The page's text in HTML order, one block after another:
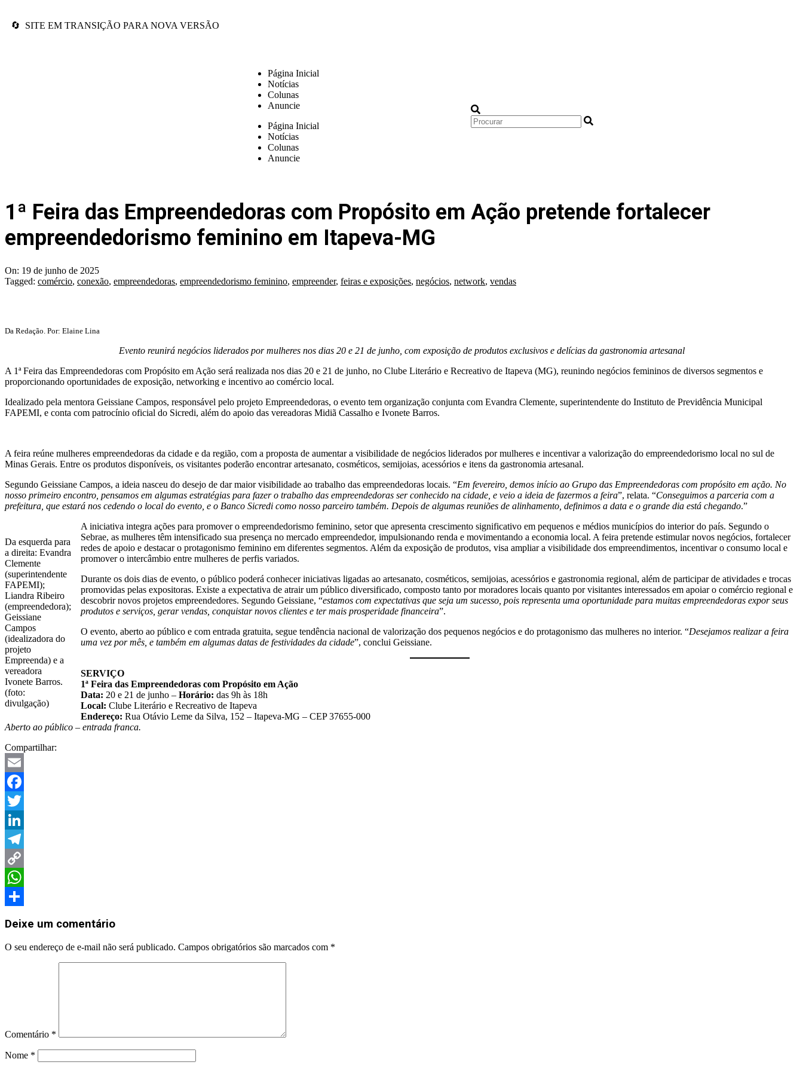
🔄 SITE EM TRANSIÇÃO PARA NOVA VERSÃO
Página Inicial
Notícias
Colunas
Anuncie
Página Inicial
Notícias
Colunas
Anuncie
1ª Feira das Empreendedoras com Propósito em Ação pretende fortalecer
empreendedorismo feminino em Itapeva-MG
On: 19 de junho de 2025
Tagged: comércio, conexão, empreendedoras, empreendedorismo feminino, empreender, feiras e exposições, negócios, network, vendas
Da Redação. Por: Elaine Lina
Evento reunirá negócios liderados por mulheres nos dias 20 e 21 de junho, com exposição de produtos exclusivos e delícias da gastronomia artesanal
A 1ª Feira das Empreendedoras com Propósito em Ação será realizada nos dias 20 e 21 de junho, no Clube Literário e Recreativo de Itapeva (MG), reunindo negócios femininos de diversos segmentos e
proporcionando oportunidades de exposição, networking e incentivo ao comércio local.
Idealizado pela mentora Geissiane Campos, responsável pelo projeto Empreendedoras, o evento tem organização conjunta com Evandra Clemente, superintendente do Instituto de Previdência Municipal
FAPEMI, e conta com patrocínio oficial do Sicredi, além do apoio das vereadoras Midiã Cassalho e Ivonete Barros.
A feira reúne mulheres empreendedoras da cidade e da região, com a proposta de aumentar a visibilidade de negócios liderados por mulheres e incentivar a valorização do empreendedorismo local no sul de
Minas Gerais. Entre os produtos disponíveis, os visitantes poderão encontrar artesanato, cosméticos, semijoias, acessórios e itens da gastronomia artesanal.
Segundo Geissiane Campos, a ideia nasceu do desejo de dar maior visibilidade ao trabalho das empreendedoras locais. “Em fevereiro, demos início ao Grupo das Empreendedoras com propósito em ação. No
nosso primeiro encontro, pensamos em algumas estratégias para fazer o trabalho das empreendedoras ser conhecido na cidade, e veio a ideia de fazermos a feira”, relata. “Conseguimos a parceria com a
prefeitura, que estará nos cedendo o local do evento, e o Banco Sicredi como nosso parceiro também. Depois de algumas reuniões de alinhamento, definimos a data e o grande dia está chegando.”
Da esquerda para
a direita: Evandra
Clemente
(superintendente
FAPEMI);
Liandra Ribeiro
(empreendedora);
Geissiane
Campos
(idealizadora do
projeto
Empreenda) e a
vereadora
Ivonete Barros.
(foto:
divulgação)
A iniciativa integra ações para promover o empreendedorismo feminino, setor que apresenta crescimento significativo em pequenos e médios municípios do interior do país. Segundo o
Sebrae, as mulheres têm intensificado sua presença no mercado empreendedor, impulsionando renda e movimentando a economia local. A feira pretende estimular novos negócios, fortalecer
redes de apoio e destacar o protagonismo feminino em diferentes segmentos. Além da exposição de produtos, visa ampliar a visibilidade dos empreendimentos, incentivar o consumo local e
promover o intercâmbio entre mulheres de perfis variados.
Durante os dois dias de evento, o público poderá conhecer iniciativas ligadas ao artesanato, cosméticos, semijoias, acessórios e gastronomia regional, além de participar de atividades e trocas
promovidas pelas expositoras. Existe a expectativa de atrair um público diversificado, composto tanto por moradores locais quanto por visitantes interessados em apoiar o comércio regional e
descobrir novos projetos empreendedores. Segundo Geissiane, “estamos com expectativas que seja um sucesso, pois representa uma oportunidade para muitas empreendedoras expor seus
produtos e serviços, gerar vendas, conquistar novos clientes e ter mais prosperidade financeira”.
O evento, aberto ao público e com entrada gratuita, segue tendência nacional de valorização dos pequenos negócios e do protagonismo das mulheres no interior. “Desejamos realizar a feira
uma vez por mês, e também em algumas datas de festividades da cidade”, conclui Geissiane.
SERVIÇO
1ª Feira das Empreendedoras com Propósito em Ação
Data: 20 e 21 de junho – Horário: das 9h às 18h
Local: Clube Literário e Recreativo de Itapeva
Endereço: Rua Otávio Leme da Silva, 152 – Itapeva-MG – CEP 37655-000
Aberto ao público – entrada franca.
Compartilhar:
Email
Facebook
Twitter
LinkedIn
Telegram
Copy
Link
WhatsApp
Deixe um comentário
O seu endereço de e-mail não será publicado. Campos obrigatórios são marcados com *
Comentário *
Nome *